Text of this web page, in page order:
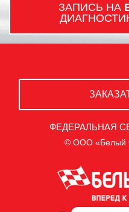
ЗАПИСЬ НА
ФЕДЕРАЛЬНАЯ
© ООО «Белый